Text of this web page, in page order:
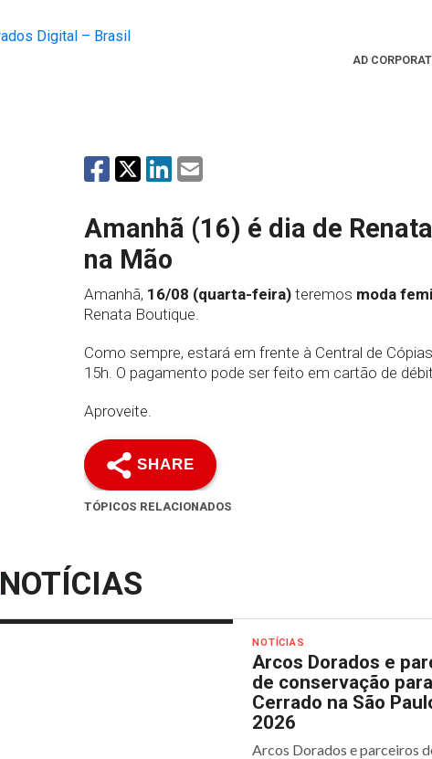
AD
Amanhã (16) é dia de
na Mão
Amanhã, 16/08 (quarta-feira)teremos moda
Renata Boutique.
Como sempre, estará em frente à Central de
15h. O pagamento pode ser feito em cartão de
Aproveite.
SHARE
TÓPICOS RELACIONADOS
NOTÍCIAS
NOTÍCIAS
Arcos Dorados e
de conservação
Cerrado na São
2026
Arcos Dorados e parceiros